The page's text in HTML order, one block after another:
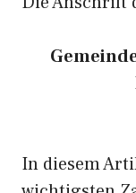
In diesem